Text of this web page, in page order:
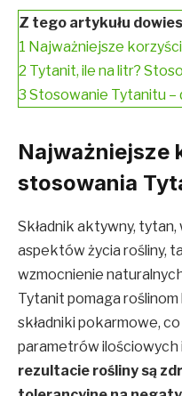
Z tego artykułu
1 Najważniejsze
2 Tytanit, ile na litr?
3 Stosowanie Tytanitu
Najważniejsze
stosowania
Składnik aktywny,
aspektów życia rośliny,
wzmocnienie
Tytanit pomaga
składniki pokarmowe,
parametrów ilościowych
rezultacie rośliny są